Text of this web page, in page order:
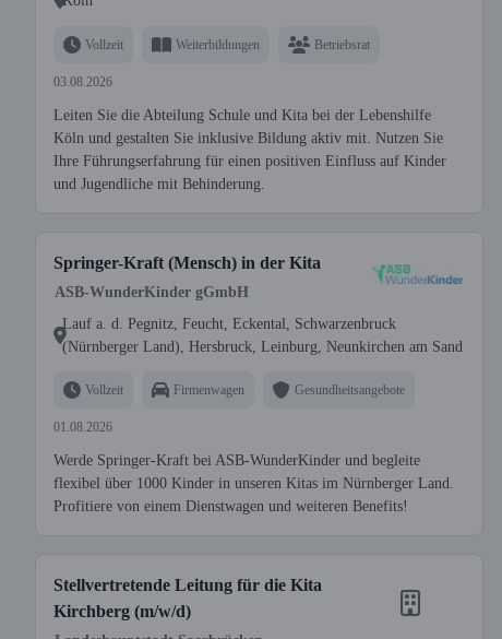
Vollzeit Weiterbildungen Betriebsrat
03.08.2026
Leiten Sie die Abteilung Schule und Kita bei der Lebenshilfe
Köln und gestalten Sie inklusive Bildung aktiv mit. Nutzen Sie
Ihre Führungserfahrung für einen positiven Einfluss auf Kinder
und Jugendliche mit Behinderung.
Springer-Kraft (Mensch) in der Kita
ASB-WunderKinder gGmbH
Lauf a. d. Pegnitz, Feucht, Eckental, Schwarzenbruck
(Nürnberger Land), Hersbruck, Leinburg, Neunkirchen am Sand
Vollzeit Firmenwagen Gesundheitsangebote
01.08.2026
Werde Springer-Kraft bei ASB-WunderKinder und begleite
flexibel über 1000 Kinder in unseren Kitas im Nürnberger Land.
Profitiere von einem Dienstwagen und weiteren Benefits!
Stellvertretende Leitung für die Kita
Kirchberg (m/w/d)